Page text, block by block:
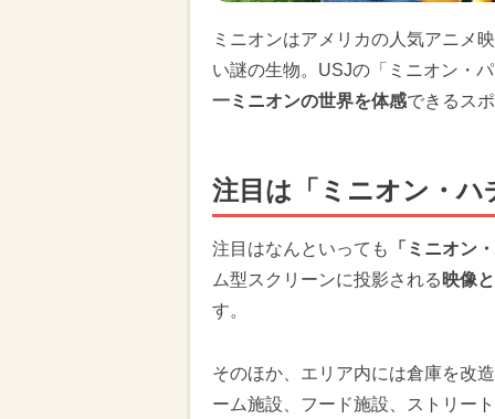
ミニオンはアメリカの人気アニメ
い謎の生物。USJの「ミニオン・
一ミニオンの世界を体感できるス
注目は「ミニオン・
注目はなんといっても
「ミニオン
ム型スクリーンに投影される 映像
す。
そのほか、エリア内には倉庫を改
ーム施設、フード施設、ストリー